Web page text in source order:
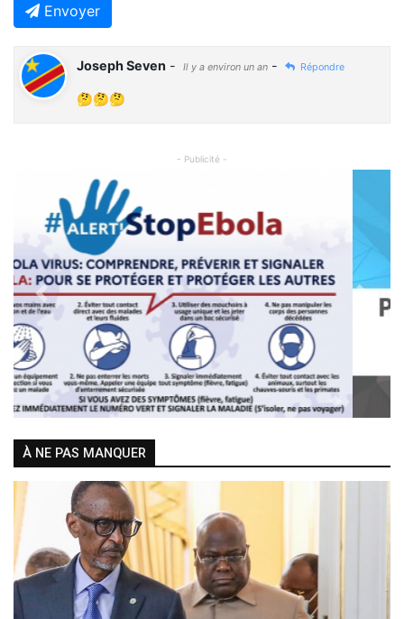
Envoyer
Joseph Seven - Il y a environ un an - Répondre
🤔🤔🤔
- Publicité -
Previous Next
À NE PAS MANQUER